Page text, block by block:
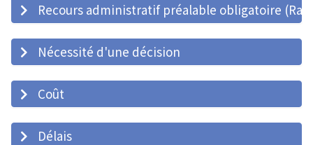
Recours administratif préalable obligatoire
Nécessité d'une décision
Coût
Délais